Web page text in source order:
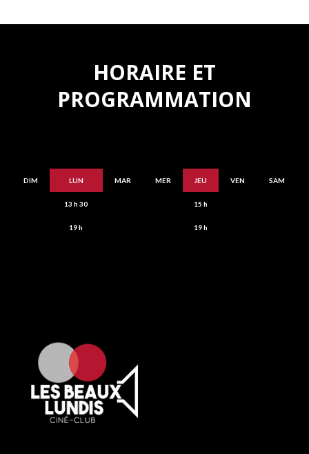
HORAIRE ET
PROGRAMMATION
DIM LUN MAR MER JEU VEN SAM
13 h 30 15 h
19 h 19 h